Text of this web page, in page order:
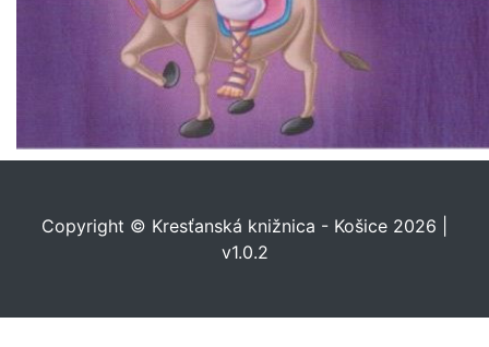
Copyright © Kresťanská knižnica - Košice 2026 |
v1.0.2